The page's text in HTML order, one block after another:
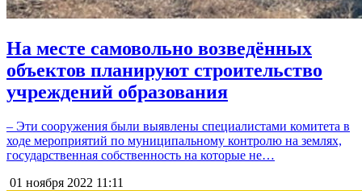
На месте самовольно возведённых
объектов планируют строительство
учреждений образования
– Эти сооружения были выявлены специалистами комитета в
ходе мероприятий по муниципальному контролю на землях,
государственная собственность на которые не…
01 ноября 2022 11:11